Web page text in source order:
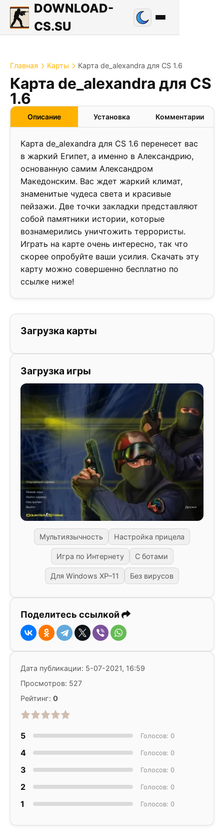
DOWNLOAD-
CS.SU
Главная Карты Карта de_alexandra для CS 1.6
Карта de_alexandra для CS
1.6
❮ ❯
1.1
Описание Установка Комментарии
Карта de_alexandra для CS 1.6 перенесет вас
в жаркий Египет, а именно в Александрию,
основанную самим Александром
Македонским. Вас ждет жаркий климат,
знаменитые чудеса света и красивые
пейзажи. Две точки закладки представляют
собой памятники истории, которые
вознамерились уничтожить террористы.
Играть на карте очень интересно, так что
скорее опробуйте ваши усилия. Скачать эту
карту можно совершенно бесплатно по
ссылке ниже!
Загрузка карты
Загрузка игры
Мультиязычность Настройка прицела
Игра по Интернету С ботами
Для Windows XP–11 Без вирусов
Поделитесь ссылкой
Дата публикации: 5-07-2021, 16:59
Просмотров: 527
Рейтинг: 0
5 Голосов: 0
4 Голосов: 0
3 Голосов: 0
2 Голосов: 0
1 Голосов: 0